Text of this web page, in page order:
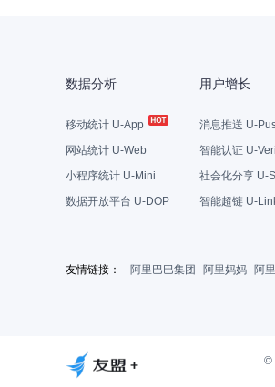
数据分析
移动统计 U-App
网站统计 U-Web
小程序统计 U-Mini
数据开放平台 U-DOP
用户增长
消息推送 U-
智能认证 U-
社会化分享 U-
智能超链 U-
友情链接： 阿里巴巴集团 阿里妈妈 阿
©